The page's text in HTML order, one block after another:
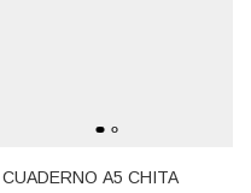
CUADERNO A5 CHITA